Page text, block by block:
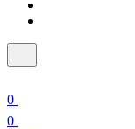
0
0